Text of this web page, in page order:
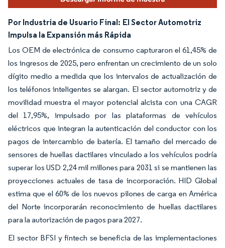
Por Industria de Usuario Final: El Sector Automotriz
Impulsa la Expansión más Rápida
Los OEM de electrónica de consumo capturaron el 61,45% de
los ingresos de 2025, pero enfrentan un crecimiento de un solo
dígito medio a medida que los intervalos de actualización de
los teléfonos inteligentes se alargan. El sector automotriz y de
movilidad muestra el mayor potencial alcista con una CAGR
del 17,95%, impulsado por las plataformas de vehículos
eléctricos que integran la autenticación del conductor con los
pagos de intercambio de batería. El tamaño del mercado de
sensores de huellas dactilares vinculado a los vehículos podría
superar los USD 2,24 mil millones para 2031 si se mantienen las
proyecciones actuales de tasa de incorporación. HID Global
estima que el 60% de los nuevos pilones de carga en América
del Norte incorporarán reconocimiento de huellas dactilares
para la autorización de pagos para 2027.
El sector BFSI y fintech se beneficia de las implementaciones